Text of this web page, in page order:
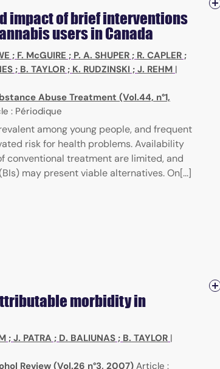
impact of brief interventions
users in Canada
; F. McGUIRE ; P. A. SHUPER ; R. CAPLER ;
; B. TAYLOR ; K. RUDZINSKI ; J. REHM |
Abuse Treatment (Vol.44, n°1,
: Périodique
among young people, and frequent
risk for health problems. Availability
conventional treatment are limited, and
may present viable alternatives. On[...]
morbidity in
; J. PATRA ; D. BALIUNAS ; B. TAYLOR |
Review (Vol.26 n°3, 2007) Article :